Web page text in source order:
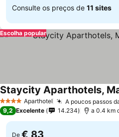
Consulte os preços de 11 sites
Escolha popular
4 EstrelasAparthotel A poucos passos
Staycity Aparthotels,
9,2 Excelente 14.234 a 0.4 km
De € 83